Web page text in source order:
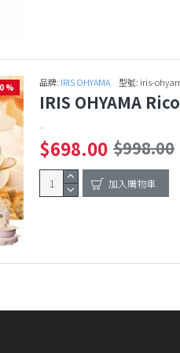
% 品牌: IRIS OHYAMA 型號: iris-
IRIS OHYAMA
..
$698.00 $998.00
加入購物車